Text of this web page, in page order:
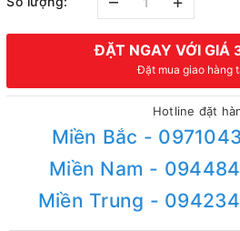
ĐẶT NGAY VỚI GIÁ
Đặt mua giao hàng
Hotline đặt
Miền Bắc -
Miền Nam -
Miền Trung -